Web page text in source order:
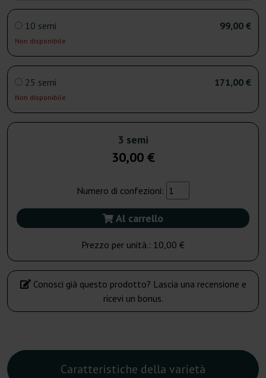
10 semi
Non disponibile
99,00 €
25 semi
Non disponibile
171,00 €
3 semi
30,00 €
Numero di confezioni:
Al carrello
Prezzo per unità.: 10,00 €
Conosci già questo prodotto? Lascia una recensione e
ricevi un bonus.
Caratteristiche della varietà